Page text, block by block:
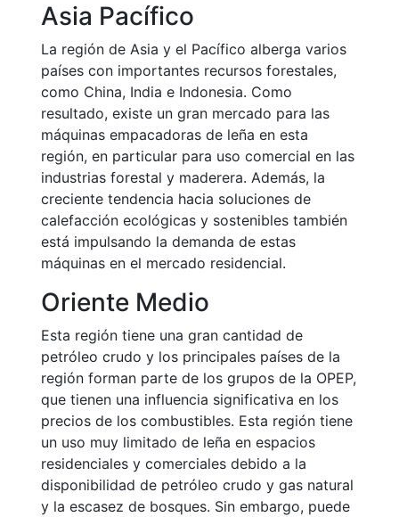
Asia Pacífico
La región de Asia y el Pacífico alberga varios
países con importantes recursos forestales,
como China, India e Indonesia. Como
resultado, existe un gran mercado para las
máquinas empacadoras de leña en esta
región, en particular para uso comercial en las
industrias forestal y maderera. Además, la
creciente tendencia hacia soluciones de
calefacción ecológicas y sostenibles también
está impulsando la demanda de estas
máquinas en el mercado residencial.
Oriente Medio
Esta región tiene una gran cantidad de
petróleo crudo y los principales países de la
región forman parte de los grupos de la OPEP,
que tienen una influencia significativa en los
precios de los combustibles. Esta región tiene
un uso muy limitado de leña en espacios
residenciales y comerciales debido a la
disponibilidad de petróleo crudo y gas natural
y la escasez de bosques. Sin embargo, puede